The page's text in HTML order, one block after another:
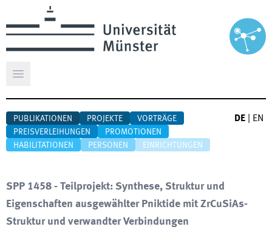
Hauptmenü öffnen
PUBLIKATIONEN PROJEKTE
VORTRÄGE
PREISVERLEIHUNGEN
PROMOTIONEN
HABILITATIONEN
PERSONEN EINRICHTUNGEN
DE EN
SPP 1458 - Teilprojekt: Synthese, Struktur und
Eigenschaften ausgewählter Pniktide mit ZrCuSiAs-
Struktur und verwandter Verbindungen